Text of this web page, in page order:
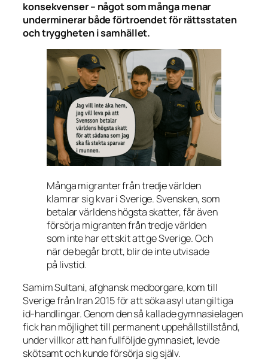
konsekvenser – något som många menar
underminerar både förtroendet för rättsstaten
och tryggheten i samhället.
Många migranter från tredje världen
klamrar sig kvar i Sverige. Svensken, som
betalar världens högsta skatter, får även
försörja migranten från tredje världen
som inte har ett skit att ge Sverige. Och
när de begår brott, blir de inte utvisade
på livstid.
Samim Sultani, afghansk medborgare, kom till
Sverige från Iran 2015 för att söka asyl utan giltiga
id-handlingar. Genom den så kallade gymnasielagen
fick han möjlighet till permanent uppehållstillstånd,
under villkor att han fullföljde gymnasiet, levde
skötsamt och kunde försörja sig själv.